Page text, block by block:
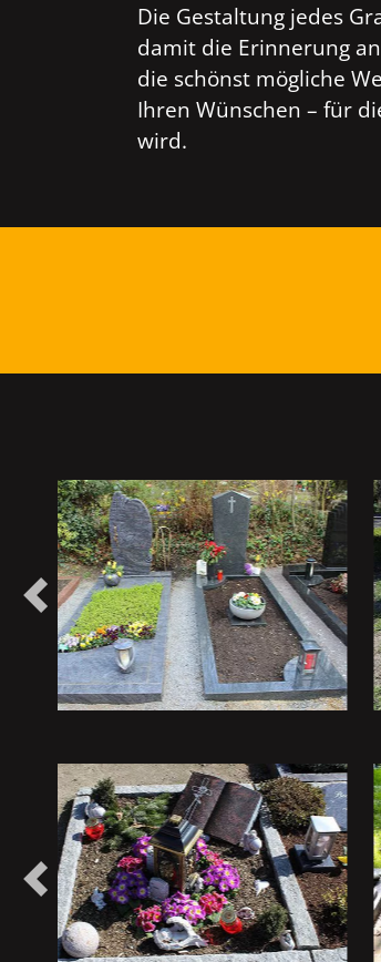
Die Gestaltung jedes
damit die Erinnerung
die schönst mögliche
Ihren Wünschen – für
wird.
Vorheriges
Vorheriges